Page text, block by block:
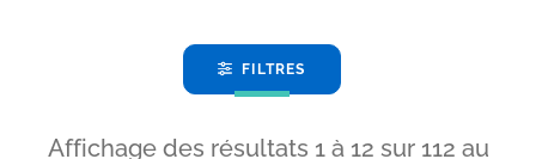
FILTRES
Affichage des résultats 1à 12 sur 112 au